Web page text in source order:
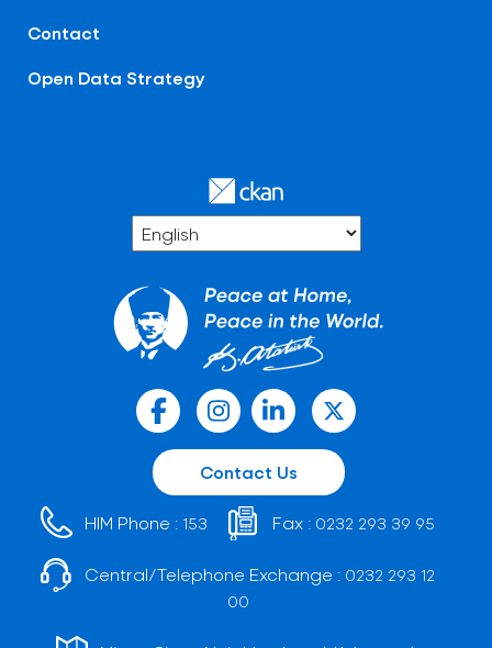
Contact
Open Data Strategy
Contact Us
HIM Phone : 153 Fax : 0232 293 39 95
Central/Telephone Exchange : 0232 293 12
00